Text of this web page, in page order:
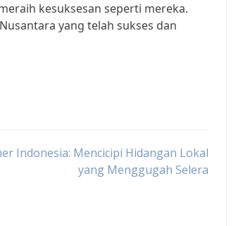
kesuksesan seperti mereka.
yang telah sukses dan
Indonesia: Mencicipi Hidangan Lokal
yang Menggugah Selera